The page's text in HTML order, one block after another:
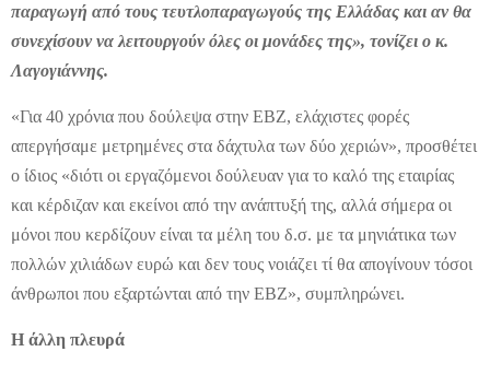
παραγωγή από τους τευτλοπαραγωγούς της Ελλάδας και αν θα
συνεχίσουν να λειτουργούν όλες οι μονάδες της», τονίζει ο κ.
Λαγογιάννης.
«Για 40 χρόνια που δούλεψα στην ΕΒΖ, ελάχιστες φορές
απεργήσαμε μετρημένες στα δάχτυλα των δύο χεριών», προσθέτει
ο ίδιος «διότι οι εργαζόμενοι δούλευαν για το καλό της εταιρίας
και κέρδιζαν και εκείνοι από την ανάπτυξή της, αλλά σήμερα οι
μόνοι που κερδίζουν είναι τα μέλη του δ.σ. με τα μηνιάτικα των
πολλών χιλιάδων ευρώ και δεν τους νοιάζει τί θα απογίνουν τόσοι
άνθρωποι που εξαρτώνται από την ΕΒΖ», συμπληρώνει.
Η άλλη πλευρά